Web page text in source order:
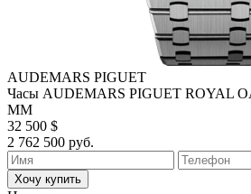
AUDEMARS PIGUET
Часы AUDEMARS PIGUET ROYAL
MM
32 500 $
2 762 500 руб.
Хочу купить